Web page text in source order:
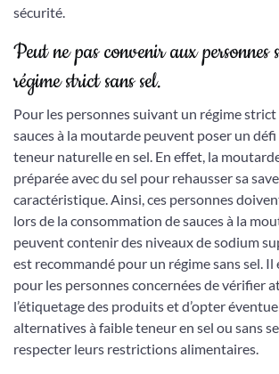
sécurité.
Peut ne pas convenir aux personnes
régime strict sans sel.
Pour les personnes suivant un régime strict
sauces à la moutarde peuvent poser un
teneur naturelle en sel. En effet, la
préparée avec du sel pour rehausser sa
caractéristique. Ainsi, ces personnes
lors de la consommation de sauces à la
peuvent contenir des niveaux de sodium
est recommandé pour un régime sans sel. Il
pour les personnes concernées de vérifier
l’étiquetage des produits et d’opter
alternatives à faible teneur en sel ou sans
respecter leurs restrictions alimentaires.